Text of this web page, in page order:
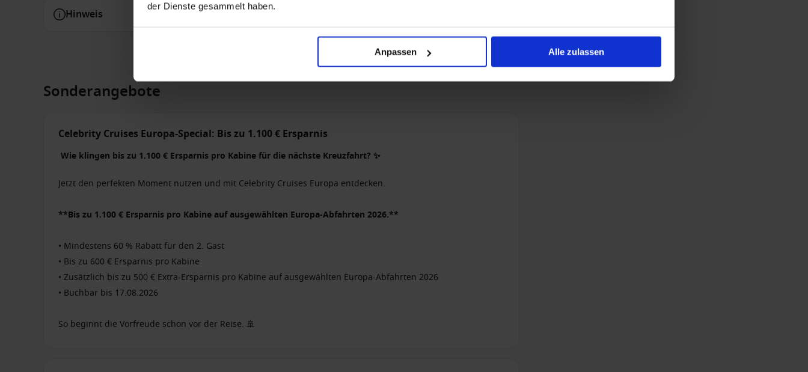
der Dienste gesammelt haben.
Anpassen Alle zulassen
Hinweis
Sonderangebote
Celebrity Cruises Europa-Special: Bis zu 1.100 € Ersparnis
Wie klingen bis zu 1.100 € Ersparnis pro Kabine für die nächste Kreuzfahrt? ✨
Jetzt den perfekten Moment nutzen und mit Celebrity Cruises Europa entdecken.
**Bis zu 1.100 € Ersparnis pro Kabine auf ausgewählten Europa-Abfahrten 2026.**
• Mindestens 60 % Rabatt für den 2. Gast
• Bis zu 600 € Ersparnis pro Kabine
• Zusätzlich bis zu 500 € Extra-Ersparnis pro Kabine auf ausgewählten Europa-Abfahrten 2026
• Buchbar bis 17.08.2026
So beginnt die Vorfreude schon vor der Reise. 🚢